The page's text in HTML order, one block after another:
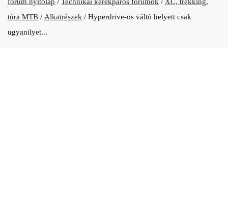
túra MTB / Alkatrészek / Hyperdrive-os váltó helyett csak
ugyanilyet...